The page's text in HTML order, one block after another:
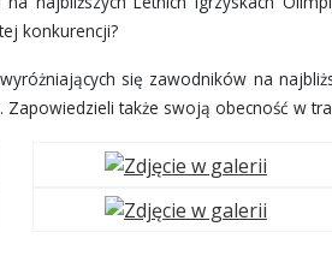
konkurencji?
się zawodników na
także swoją obecność w